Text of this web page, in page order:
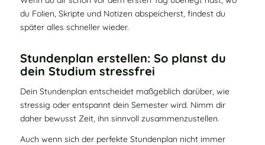
du Folien, Skripte und Notizen abspeicherst, findest du
später alles schneller wieder.
Stundenplan erstellen: So planst du
dein Studium stressfrei
Dein Stundenplan entscheidet maßgeblich darüber, wie
stressig oder entspannt dein Semester wird. Nimm dir
daher bewusst Zeit, ihn sinnvoll zusammenzustellen.
Auch wenn sich der perfekte Stundenplan nicht immer